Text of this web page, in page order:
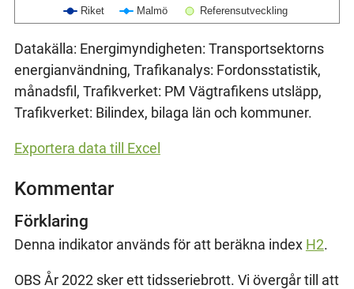
Riket Malmö Referensutveckling
Datakälla: Energimyndigheten: Transportsektorns
energianvändning, Trafikanalys: Fordonsstatistik,
månadsfil, Trafikverket: PM Vägtrafikens utsläpp,
Trafikverket: Bilindex, bilaga län och kommuner.
Exportera data till Excel
Kommentar
Förklaring
Denna indikator används för att beräkna index H2.
OBS År 2022 sker ett tidsseriebrott. Vi övergår till att